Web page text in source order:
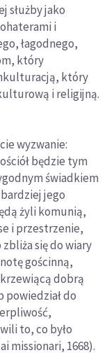
służby jako
i
łagodnego,
który
który
i religijną.
wyzwanie:
będzie tym
świadkiem
jego
żyli komunią,
i przestrzenie,
się do wiary
gościnną,
dobrą
powiedział do
to, co było
missionari, 1668).